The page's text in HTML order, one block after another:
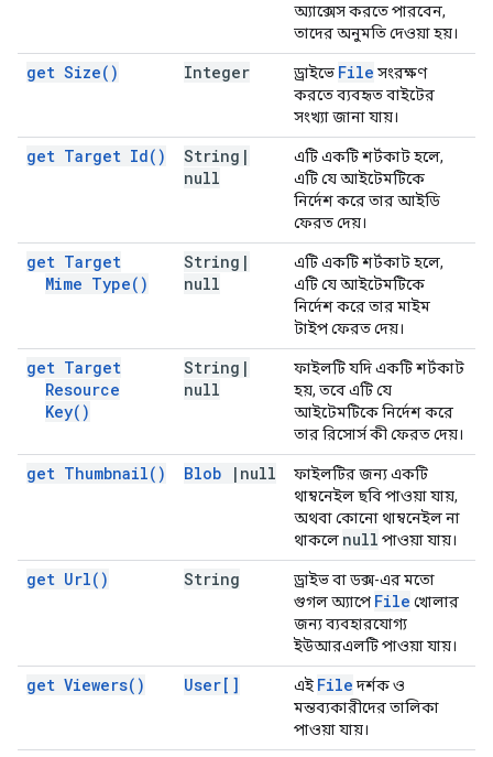
অ্যাক্সেস করতে পারবেন,
তাদের অনুমতি দেওয়া হয়।
get Size( ) Integer ড্রাইভে File সংরক্ষণ
করতে ব্যবহৃত বাইটের
সংখ্যা জানা যায়।
get Target Id( ) String |
null
এটি একটি শর্টকাট হলে,
এটি যে আইটেমটিকে
নির্দেশ করে তার আইডি
ফেরত দেয়।
get Target
Mime Type( )
String |
null
এটি একটি শর্টকাট হলে,
এটি যে আইটেমটিকে
নির্দেশ করে তার মাইম
টাইপ ফেরত দেয়।
get Target
Resource
Key( )
String |
null
ফাইলটি যদি একটি শর্টকাট
হয়, তবে এটি যে
আইটেমটিকে নির্দেশ করে
তার রিসোর্স কী ফেরত দেয়।
get Thumbnail( ) Blob | null
ফাইলটির জন্য একটি
থাম্বনেইল ছবি পাওয়া যায়,
অথবা কোনো থাম্বনেইল না
থাকলে null পাওয়া যায়।
get Url( ) String
ড্রাইভ বা ডক্স-এর মতো
গুগল অ্যাপে File খোলার
জন্য ব্যবহারযোগ্য
ইউআরএলটি পাওয়া যায়।
get Viewers( ) User[] এই File দর্শক ও
মন্তব্যকারীদের তালিকা
পাওয়া যায়।